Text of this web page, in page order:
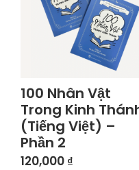
100 Nhân Vật
Trong Kinh
(Tiếng Việt) –
Phần 2
120,000 ₫